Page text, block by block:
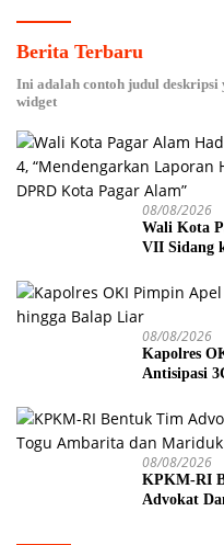
Berita Terbaru
Ini adalah contoh judul deskripsi
widget
08/08/2026
Wali Kota
VII Sidang
Alam”
08/08/2026
Kapolres
Antisipasi
08/08/2026
KPKM-RI
Advokat